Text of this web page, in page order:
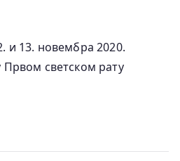
и 13. новембра 2020.
светском рату